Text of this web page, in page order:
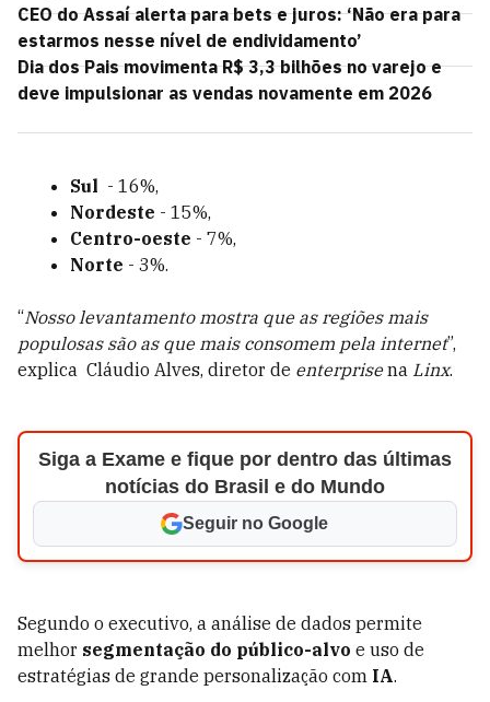
CEO do Assaí alerta para bets e juros: ‘Não era para
estarmos nesse nível de endividamento’
Dia dos Pais movimenta R$ 3,3 bilhões no varejo e
deve impulsionar as vendas novamente em 2026
Sul - 16%,
Nordeste - 15%,
Centro-oeste - 7%,
Norte - 3%.
“Nosso levantamento mostra que as regiões mais
populosas são as que mais consomem pela internet”,
explica Cláudio Alves, diretor de enterprisena Linx.
Siga a Exame e fique por dentro das últimas
notícias do Brasil e do Mundo
Seguir no Google
Segundo o executivo, a análise de dados permite
melhor segmentação do público-alvo e uso de
estratégias de grande personalização com IA.